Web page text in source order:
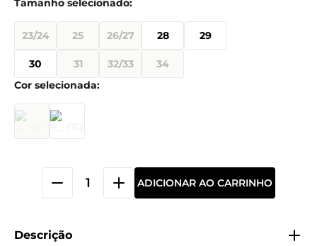
23/24 25 26/27 28 29
30 31 32/33 34
ADICIONAR AO CARRINHO
Descrição